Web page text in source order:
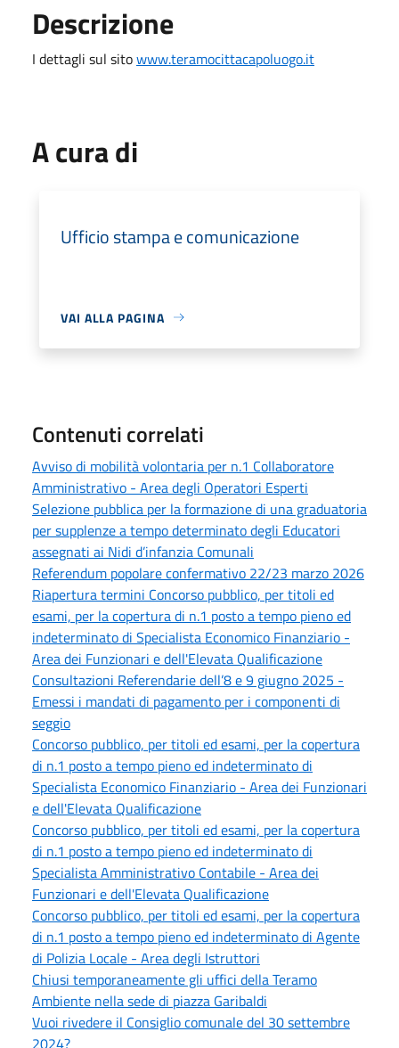
Descrizione
I dettagli sul sitowww.teramocittacapoluogo.it
A cura di
Ufficio stampa e comunicazione
VAI ALLA PAGINA
Contenuti correlati
Avviso di mobilità volontaria per n.1 Collaboratore
Amministrativo - Area degli Operatori Esperti
Selezione pubblica per la formazione di una graduatoria
per supplenze a tempo determinato degli Educatori
assegnati ai Nidi d’infanzia Comunali
Referendum popolare confermativo 22/23 marzo 2026
Riapertura termini Concorso pubblico, per titoli ed
esami, per la copertura di n.1 posto a tempo pieno ed
indeterminato di Specialista Economico Finanziario -
Area dei Funzionari e dell'Elevata Qualificazione
Consultazioni Referendarie dell’8 e 9 giugno 2025 -
Emessi i mandati di pagamento per i componenti di
seggio
Concorso pubblico, per titoli ed esami, per la copertura
di n.1 posto a tempo pieno ed indeterminato di
Specialista Economico Finanziario - Area dei Funzionari
e dell'Elevata Qualificazione
Concorso pubblico, per titoli ed esami, per la copertura
di n.1 posto a tempo pieno ed indeterminato di
Specialista Amministrativo Contabile - Area dei
Funzionari e dell'Elevata Qualificazione
Concorso pubblico, per titoli ed esami, per la copertura
di n.1 posto a tempo pieno ed indeterminato di Agente
di Polizia Locale - Area degli Istruttori
Chiusi temporaneamente gli uffici della Teramo
Ambiente nella sede di piazza Garibaldi
Vuoi rivedere il Consiglio comunale del 30 settembre
2024?